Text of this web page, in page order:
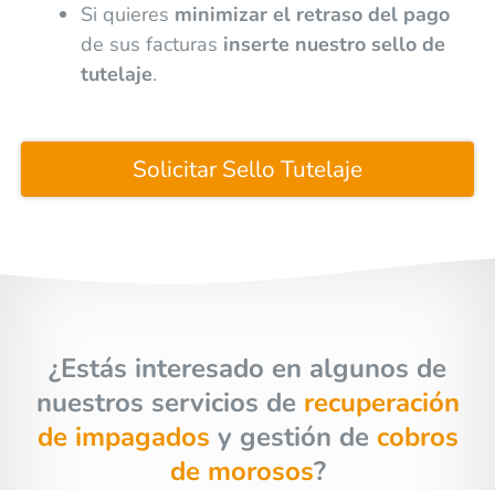
Si quieres minimizar el retraso del pago
de sus facturas inserte nuestro sello de
tutelaje.
Solicitar Sello Tutelaje
¿Estás interesado en algunos de
nuestros servicios de recuperación
de impagados y gestión de cobros
de morosos?